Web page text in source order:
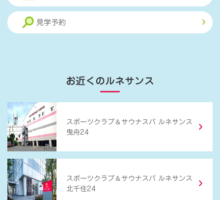
見学予約
お近くのルネサンス
スポーツクラブ ＆ サウナスパ ルネサンス
曳舟24
スポーツクラブ ＆ サウナスパ ルネサンス
北千住24